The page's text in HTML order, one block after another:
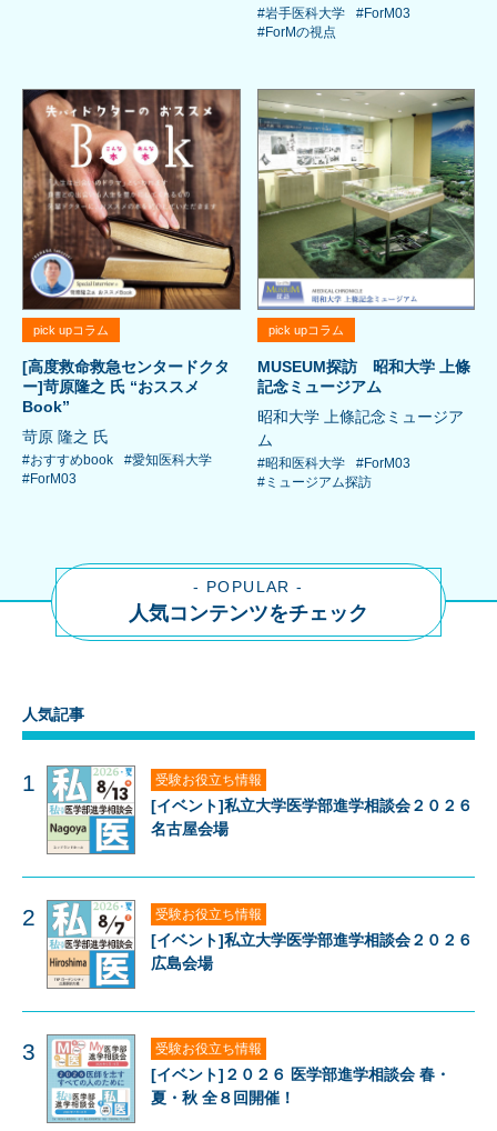
#岩手医科大学
#ForM03
#ForMの視点
pick upコラム
[高度救命救急センタードクタ
ー]苛原隆之 氏 “おススメ
Book”
苛原 隆之 氏
#おすすめbook
#愛知医科大学
#ForM03
pick upコラム
MUSEUM探訪 昭和大学 上條
記念ミュージアム
昭和大学 上條記念ミュージア
ム
#昭和医科大学
#ForM03
#ミュージアム探訪
- POPULAR -
人気コンテンツをチェック
人気記事
1 受験お役立ち情報
[イベント]私立大学医学部進学相談会２０２６
名古屋会場
2 受験お役立ち情報
[イベント]私立大学医学部進学相談会２０２６
広島会場
3 受験お役立ち情報
[イベント]２０２６ 医学部進学相談会 春・
夏・秋 全８回開催！